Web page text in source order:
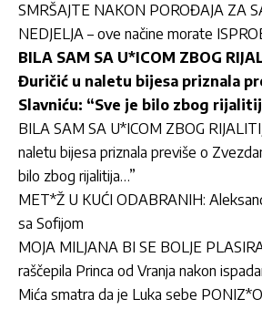
SMRŠAJTE NAKON POROĐAJA ZA
NEDJELJA – ove načine morate
BILA SAM SA U*ICOM ZBOG
Đuričić u naletu bijesa priznala
Slavniću: “Sve je bilo zbog
BILA SAM SA U*ICOM ZBOG
naletu bijesa priznala previše o
bilo zbog rijalitija…”
MET*Ž U KUĆI ODABRANIH:
sa Sofijom
MOJA MILJANA BI SE BOLJE
raščepila Princa od Vranja nakon
Mića smatra da je Luka sebe